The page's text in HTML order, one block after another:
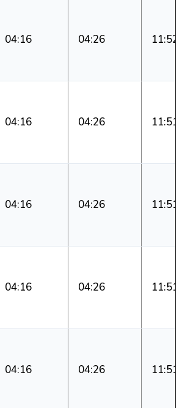
04:16 04:26 11:52
04:16 04:26 11:51
04:16 04:26 11:51
04:16 04:26 11:51
04:16 04:26 11:51